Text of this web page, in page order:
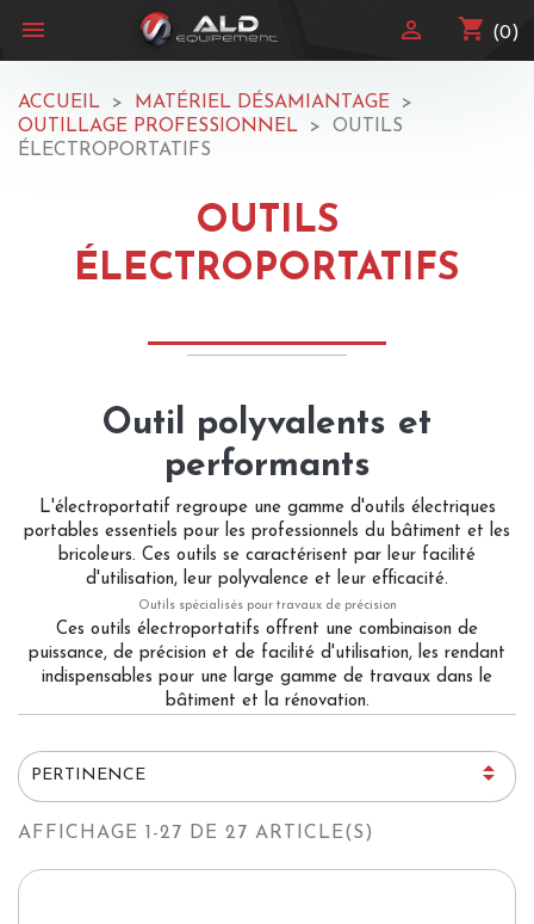
 shopping_cart (0)

ACCUEIL
MATÉRIEL DÉSAMIANTAGE
OUTILLAGE PROFESSIONNEL
OUTILS
ÉLECTROPORTATIFS
OUTILS
ÉLECTROPORTATIFS
Outil polyvalents et
performants
L'électroportatif regroupe une gamme d'outils électriques
portables essentiels pour les professionnels du bâtiment et les
bricoleurs. Ces outils se caractérisent par leur facilité
d'utilisation, leur polyvalence et leur efficacité.
Outils spécialisés pour travaux de précision
Ces outils électroportatifs offrent une combinaison de
puissance, de précision et de facilité d'utilisation, les rendant
indispensables pour une large gamme de travaux dans le
bâtiment et la rénovation.
PERTINENCE 
AFFICHAGE 1-27 DE 27 ARTICLE(S)